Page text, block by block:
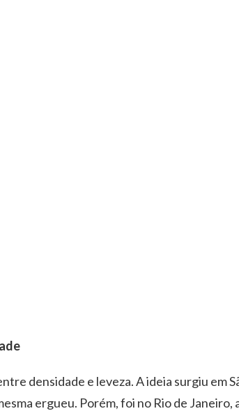
densidade e leveza. A ideia surgiu em
ergueu. Porém, foi no Rio de